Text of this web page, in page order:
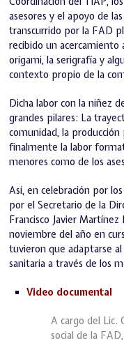
asesores y el apoyo de
transcurrido por la FAD
recibido un acercamiento
origami, la serigrafía y
contexto propio de la
Dicha labor con la niñez
grandes pilares: La
comunidad, la producción
finalmente la labor
menores como de los
Así, en celebración por
por el Secretario de la
Francisco Javier
noviembre del año en
tuvieron que adaptarse
sanitaria a través de los
Video documental
A cargo del Lic.
social de la